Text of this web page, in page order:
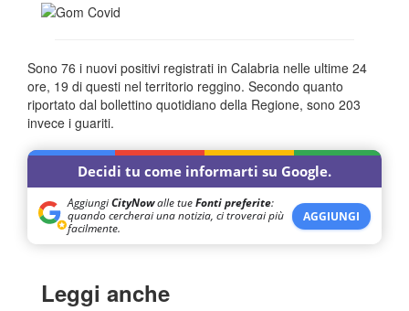
Sono 76 i nuovi positivi registrati in Calabria nelle ultime 24
ore, 19 di questi nel territorio reggino. Secondo quanto
riportato dal bollettino quotidiano della Regione, sono 203
invece i guariti.
Decidi tu come informarti su Google.
AggiungiCityNowalle tueFonti preferite:
quando cercherai una notizia, ci troverai più
facilmente.
AGGIUNGI
Leggi anche